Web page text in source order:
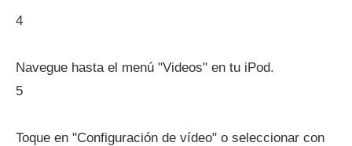
4
Navegue hasta el menú "Videos" en tu iPod.
5
Toque en "Configuración de vídeo" o seleccionar con